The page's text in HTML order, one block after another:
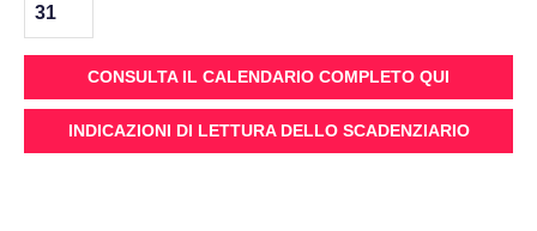
31
CONSULTA IL CALENDARIO COMPLETO QUI
INDICAZIONI DI LETTURA DELLO SCADENZIARIO